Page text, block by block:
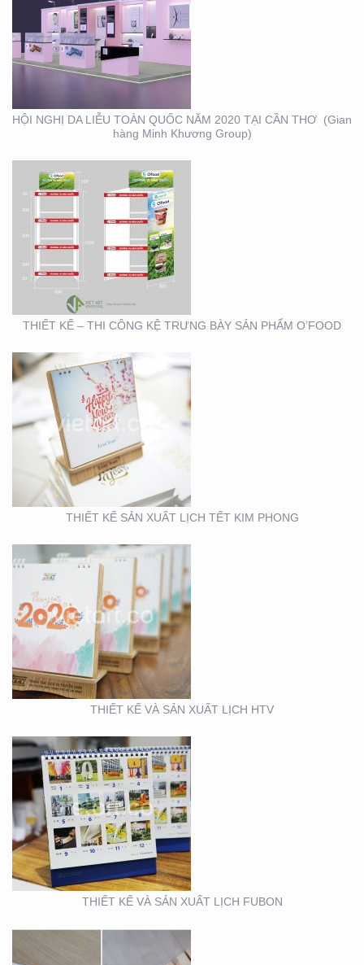
HỘI NGHỊ DA LIỄU TOÀN QUỐC NĂM 2020 TẠI CẦN THƠ (Gian
hàng Minh Khương Group)
THIẾT KẾ – THI CÔNG
KỆ TRƯNG BÀY SẢN
PHẨM O’FOOD
THIẾT KẾ – THI CÔNG KỆ TRƯNG BÀY SẢN PHẨM O’FOOD
THIẾT KẾ SẢN XUẤT
LỊCH TẾT KIM PHONG
THIẾT KẾ SẢN XUẤT LỊCH TẾT KIM PHONG
THIẾT KẾ VÀ SẢN XUẤT
LỊCH HTV
THIẾT KẾ VÀ SẢN XUẤT LỊCH HTV
THIẾT KẾ VÀ SẢN XUẤT
LỊCH FUBON
THIẾT KẾ VÀ SẢN XUẤT LỊCH FUBON
THIẾT KẾ MẪU VÀ SẢN
XUẤT LỊCH MAINETTI